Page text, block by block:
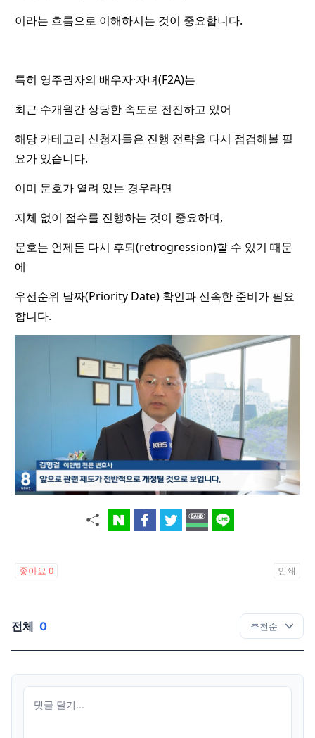
이라는 흐름으로 이해하시는 것이 중요합니다.
특히 영주권자의 배우자·자녀(F2A)는
최근 수개월간 상당한 속도로 전진하고 있어
해당 카테고리 신청자들은 진행 전략을 다시 점검해볼 필
요가 있습니다.
이미 문호가 열려 있는 경우라면
지체 없이 접수를 진행하는 것이 중요하며,
문호는 언제든 다시 후퇴(retrogression)할 수 있기 때문
에
우선순위 날짜(Priority Date) 확인과 신속한 준비가 필요
합니다.
좋아요 0 인쇄
전체 0